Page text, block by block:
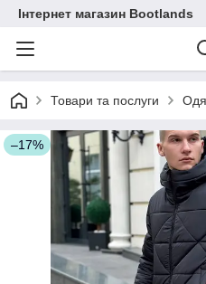
Інтернет магазин Bootlands
Товари та послуги
–17%